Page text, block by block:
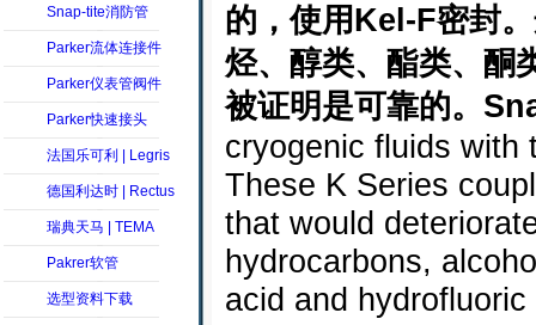
Snap-tite消防管
Parker流体连接件
Parker仪表管阀件
Parker快速接头
法国乐可利 | Legris
德国利达时 | Rectus
瑞典天马 | TEMA
Pakrer软管
选型资料下载
的，使用Kel-F密封
烃、醇类、酯类、酮
被证明是可靠的。
cryogenic fluids with
These K Series
that would
hydrocarbons,
acid and hydrofluoric